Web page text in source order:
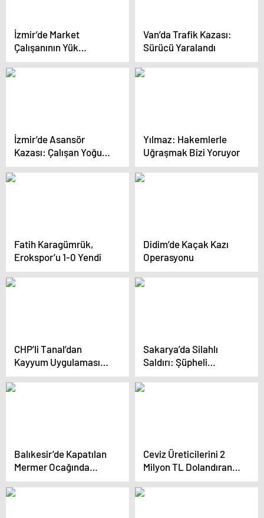
İzmir’de Market
Çalışanının Yük
Asansörü Kazası
Van’da Trafik Kazası:
Sürücü Yaralandı
İzmir’de Asansör
Kazası: Çalışan Yoğun
Bakımda
Yılmaz: Hakemlerle
Uğraşmak Bizi Yoruyor
Fatih Karagümrük,
Erokspor’u 1-0 Yendi
Didim’de Kaçak Kazı
Operasyonu
CHP’li Tanal’dan
Kayyum Uygulamasına
Eleştiri: ‘Düşünce ve
İfade Özgürlüğüne
Sakarya’da Silahlı
Saldırı: Şüpheli
Tutuklandı
Balıkesir’de Kapatılan
Mermer Ocağında
Heyelan Meydana Geldi
Ceviz Üreticilerini 2
Milyon TL Dolandıran 11
Şüpheli Yakalandı